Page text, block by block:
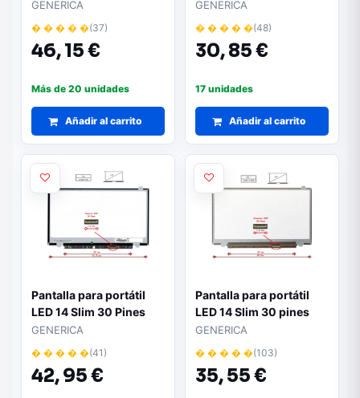
1366x768 / Sin Brackets
/ Ancho 315mm"
GENERICA
� � � � �(37)
46,15 €
Más de 20 unidades
Añadir al carrito
1336x768 Ancho 32cm"
GENERICA
� � � � �(48)
30,85 €
17 unidades
Añadir al carrito
Pantalla para portátil
LED 14 Slim 30 Pines
1366X768 Ancho
GENERICA
� � � � �(41)
42,95 €
Pantalla para portátil
LED 14 Slim 30 pines
1600x900"
GENERICA
� � � � �(103)
35,55 €